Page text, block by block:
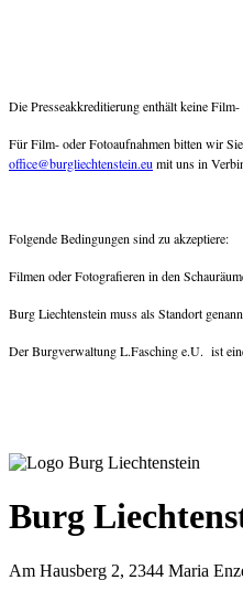
Die Presseakkreditierung enthält keine
Für Film- oder Fotoaufnahmen bitten wir
office@burgliechtenstein.eu mit uns in
Folgende Bedingungen sind zu akzeptiere:
Filmen oder Fotografieren in den
Burg Liechtenstein muss als Standort
Der Burgverwaltung L.Fasching e.U. ist
Burg
Am Hausberg 2, 2344 Maria